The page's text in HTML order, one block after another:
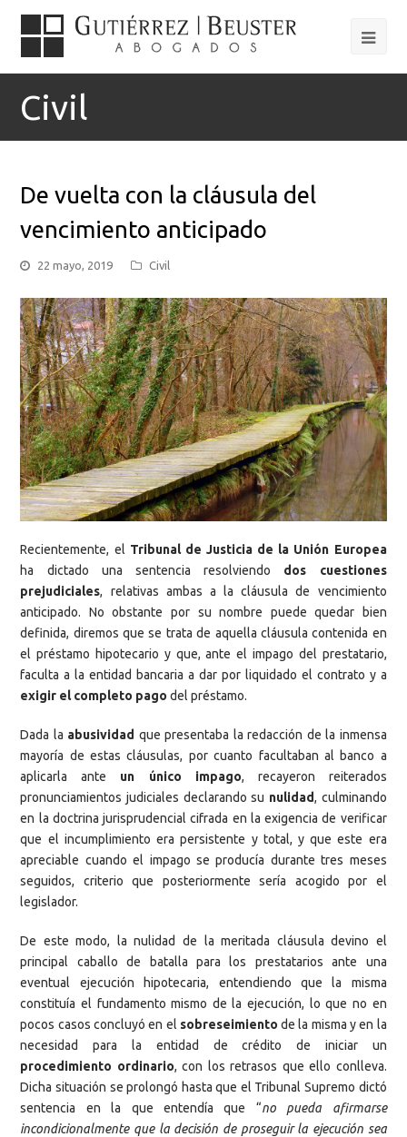
Civil
De vuelta con la cláusula del
vencimiento anticipado
22 mayo, 2019 Civil
Recientemente, el Tribunal de Justicia de la Unión Europea
ha dictado una sentencia resolviendo dos cuestiones
prejudiciales, relativas ambas a la cláusula de vencimiento
anticipado. No obstante por su nombre puede quedar bien
definida, diremos que se trata de aquella cláusula contenida en
el préstamo hipotecario y que, ante el impago del prestatario,
faculta a la entidad bancaria a dar por liquidado el contrato y a
exigir el completo pago del préstamo.
Dada la abusividad que presentaba la redacción de la inmensa
mayoría de estas cláusulas, por cuanto facultaban al banco a
aplicarla ante un único impago, recayeron reiterados
pronunciamientos judiciales declarando su nulidad, culminando
en la doctrina jurisprudencial cifrada en la exigencia de verificar
que el incumplimiento era persistente y total, y que este era
apreciable cuando el impago se producía durante tres meses
seguidos, criterio que posteriormente sería acogido por el
legislador.
De este modo, la nulidad de la meritada cláusula devino el
principal caballo de batalla para los prestatarios ante una
eventual ejecución hipotecaria, entendiendo que la misma
constituía el fundamento mismo de la ejecución, lo que no en
pocos casos concluyó en el sobreseimiento de la misma y en la
necesidad para la entidad de crédito de iniciar un
procedimiento ordinario, con los retrasos que ello conlleva.
Dicha situación se prolongó hasta que el Tribunal Supremo dictó
sentencia en la que entendía que “no pueda afirmarse
incondicionalmente que la decisión de proseguir la ejecución sea